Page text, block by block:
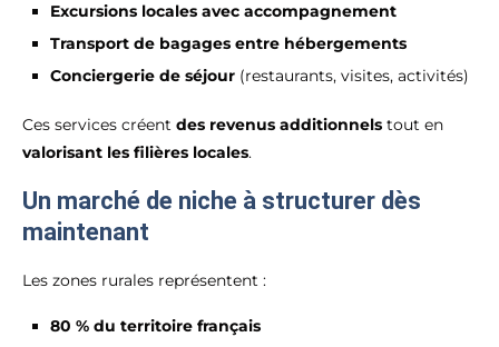
Excursions locales avec accompagnement
Transport de bagages entre hébergements
Conciergerie de séjour (restaurants, visites, activités)
Ces services créent des revenus additionnels tout en
valorisant les filières locales.
Un marché de niche à structurer dès
maintenant
Les zones rurales représentent :
80 % du territoire français